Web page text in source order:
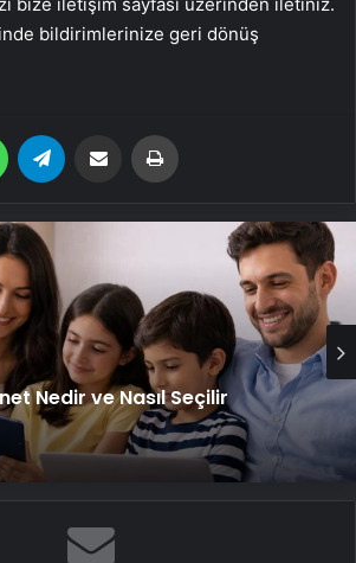
bildirimlerinize geri dönüş
WhatsApp Email'den paylaş
Nedir ve Nasıl Seçilir